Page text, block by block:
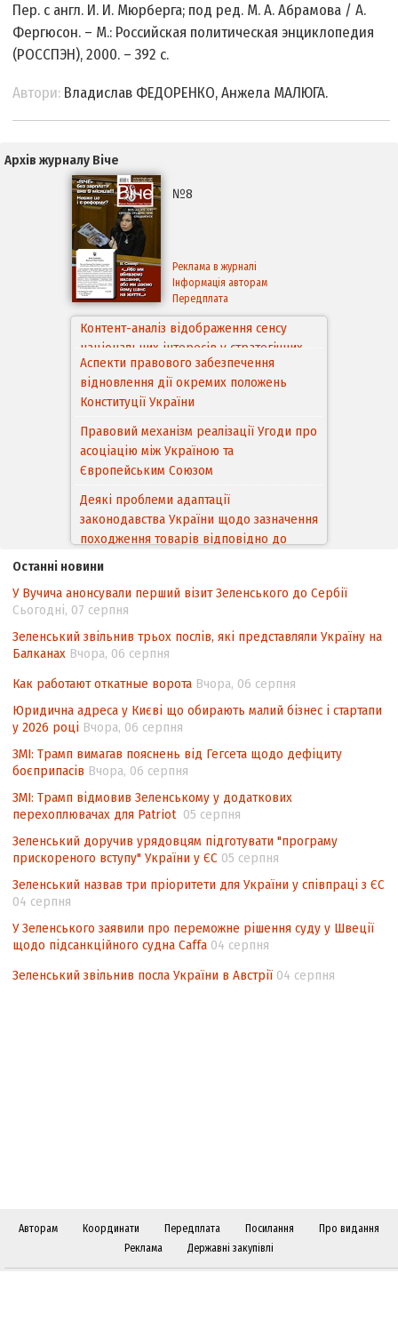
Пер. с англ. И. И. Мюрберга; под ред. М. А. Абрамова / А.
Фергюсон. – М.: Российская политическая энциклопедия
(РОССПЭН), 2000. – 392 с.
Автори: Владислав ФЕДОРЕНКО, Анжела МАЛЮГА.
Архів журналу Віче
№8
Реклама в журналі
Інформація авторам
Передплата
Аспекти правового забезпечення
відновлення дії окремих положень
Конституції України
Правовий механізм реалізації Угоди про
Європейським Cоюзом
Деякі проблеми адаптації
походження товарів відповідно до
Угоди про торговельні аспекти прав
інтелектуальної власності (TRIPS) у
контексті євроінтеграції
Аналіз виборчого законодавства щодо
невизначеності механізму повторного
підрахунку голосів виборців
Інформаційна безпека суспільства
Контент-аналіз відображення сенсу
національних інтересів у стратегічних
нормативно-правових документах
Останні новини
У Вучича анонсували перший візит Зеленського до Сербії
Сьогодні, 07 серпня
Зеленський звільнив трьох послів, які представляли Україну на
Балканах Вчора, 06 серпня
Как работают откатные ворота Вчора, 06 серпня
Юридична адреса у Києві що обирають малий бізнес і стартапи
у 2026 році Вчора, 06 серпня
ЗМІ: Трамп вимагав пояснень від Гегсета щодо дефіциту
боєприпасів Вчора, 06 серпня
ЗМІ: Трамп відмовив Зеленському у додаткових
перехоплювачах для Patriot 05 серпня
Зеленський доручив урядовцям підготувати "програму
прискореного вступу" України у ЄС 05 серпня
Зеленський назвав три пріоритети для України у співпраці з ЄС
04 серпня
У Зеленського заявили про переможне рішення суду у Швеції
щодо підсанкційного судна Caffa 04 серпня
Зеленський звільнив посла України в Австрії 04 серпня
Авторам Координати Передплата Посилання
Про видання
Реклама
Державні закупівлі